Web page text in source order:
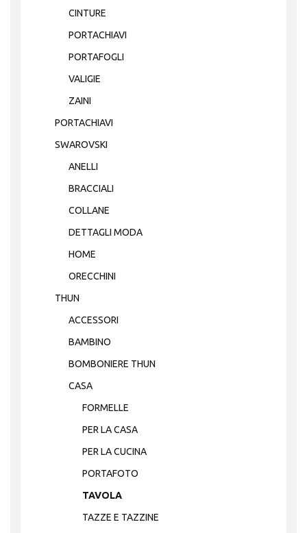
CINTURE
PORTACHIAVI
PORTAFOGLI
VALIGIE
ZAINI
PORTACHIAVI
SWAROVSKI
ANELLI
BRACCIALI
COLLANE
DETTAGLI MODA
HOME
ORECCHINI
THUN
ACCESSORI
BAMBINO
BOMBONIERE THUN
CASA
FORMELLE
PER LA CASA
PER LA CUCINA
PORTAFOTO
TAVOLA
TAZZE E TAZZINE